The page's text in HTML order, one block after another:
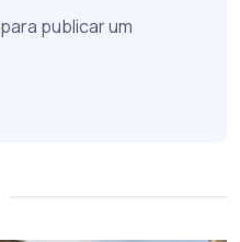
para publicar um